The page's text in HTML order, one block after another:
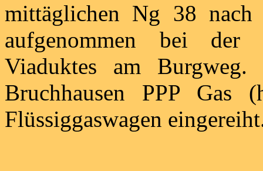
mittäglichen Ng 38 nach
aufgenommen bei der
Viaduktes am
Bruchhausen PPP Gas
Flüssiggaswagen